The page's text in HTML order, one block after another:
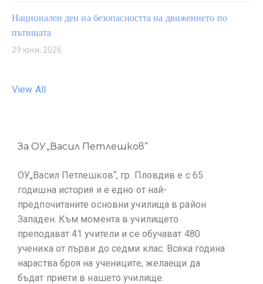
Национален ден на безопасността на движението по
пътищата
29 юни, 2026
View All
За ОУ„Васил Петлешков“
ОУ„Васил Петлешков“, гр. Пловдив е с 65
годишна история и е едно от най-
предпочитаните основни училища в район
Западен. Към момента в училището
преподават 41 учители и се обучават 480
ученика от първи до седми клас. Всяка година
нараства броя на учениците, желаещи да
бъдат приети в нашето училище.